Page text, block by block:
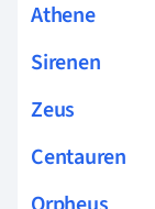
Athene
Sirenen
Zeus
Centauren